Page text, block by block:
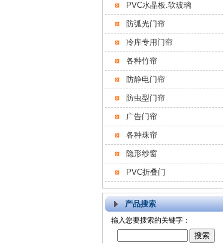
PVC水晶板.软玻璃
防弧光门帘
冷库专用门帘
各种竹帘
防静电门帘
防虫型门帘
广告门帘
各种珠帘
隐形纱窗
PVC折叠门
产品搜索
输入您要搜索的关键字：